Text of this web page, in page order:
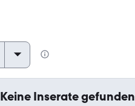
Keine Inserate gefunden